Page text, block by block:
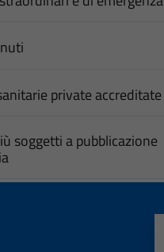
private accreditate
soggetti a pubblicazione